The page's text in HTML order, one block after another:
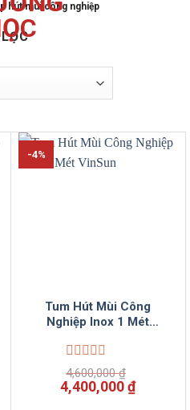
hút mùi công nghiệp
LỌC
-4%
Tum Hút Mùi Công
Nghiệp Inox 1 Mét
Được
xếp
hạng
4,600,000₫
Giá
gốc
4,400,000₫Giá